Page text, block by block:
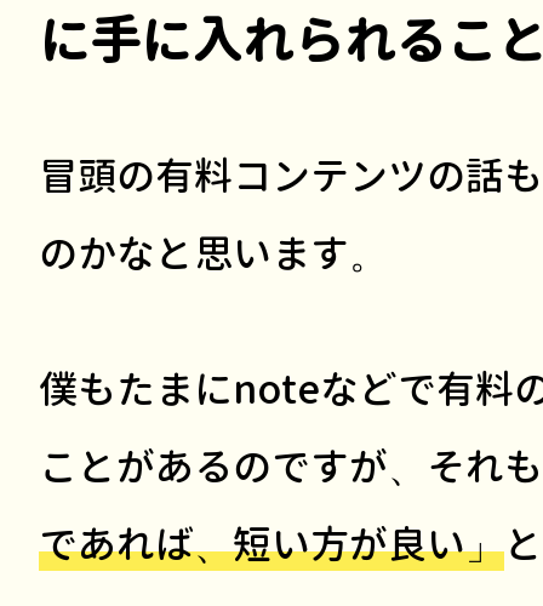
に手に入れられるこ
冒頭の有料コンテンツの話
のかなと思います。
僕もたまにnoteなどで有料
ことがあるのですが、それも
であれば、短い方が良い」